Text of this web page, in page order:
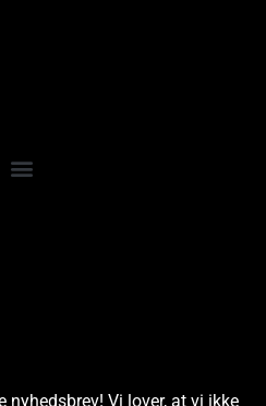
Vi lover, at vi ikke